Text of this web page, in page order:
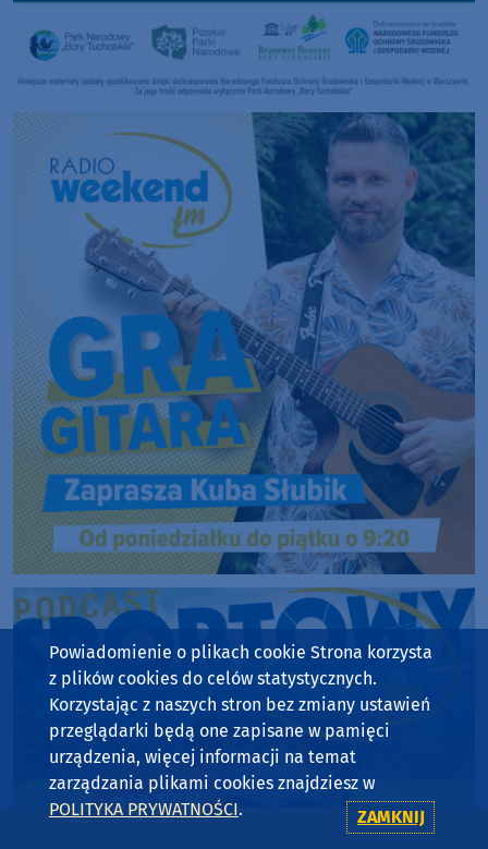
Powiadomienie o plikach cookie Strona korzysta
z plików cookies do celów statystycznych.
Korzystając z naszych stron bez zmiany ustawień
przeglądarki będą one zapisane w pamięci
urządzenia, więcej informacji na temat
zarządzania plikami cookies znajdziesz w
POLITYKA PRYWATNOŚCI. ZAMKNIJ